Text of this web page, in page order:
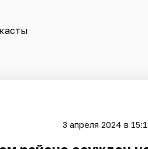
3 апреля 2024 в